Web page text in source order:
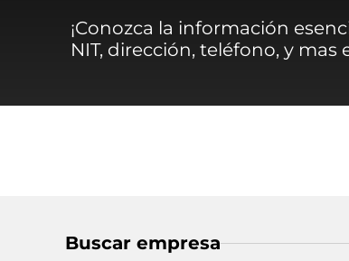
¡Conozca la información
NIT, dirección, teléfono, y
Buscar empresa